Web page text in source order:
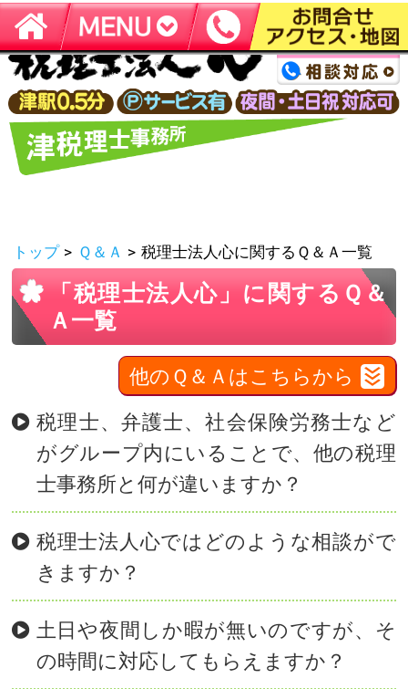
津市の税理士なら【税理士法人心 津税理士事務所】
トップ > Ｑ＆Ａ > 税理士法人心に関するＱ＆Ａ一覧
「税理士法人心」に関するＱ＆
Ａ一覧
他のＱ＆Ａはこちらから
税理士、弁護士、社会保険労務士など
がグループ内にいることで、他の税理
士事務所と何が違いますか？
税理士法人心ではどのような相談がで
きますか？
土日や夜間しか暇が無いのですが、そ
の時間に対応してもらえますか？